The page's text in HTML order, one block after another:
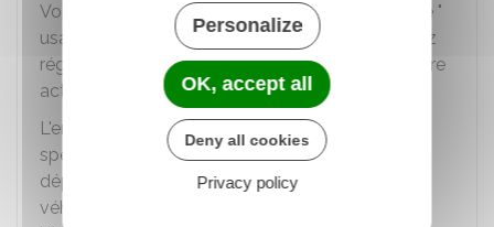
Vous pouvez souscrire vous-même une garantie "
usage professionnel ", notamment si vous utilisez
régulièrement votre véhicule personnel pour votre
activité.
L'employeur peut aussi souscrire une assurance
spécifique ou prendre en charge les frais liés aux
déplacements professionnels effectués avec un
véhicule personnel (par exemple, indemnités
Personalize
OK, accept all
Deny all cookies
Privacy policy